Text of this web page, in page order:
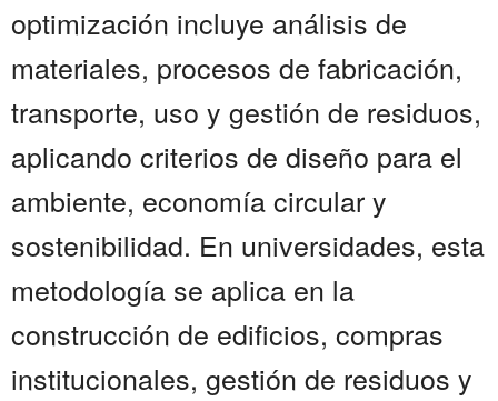
optimización incluye análisis de
materiales, procesos de fabricación,
transporte, uso y gestión de residuos,
aplicando criterios de diseño para el
ambiente, economía circular y
sostenibilidad. En universidades, esta
metodología se aplica en la
construcción de edificios, compras
institucionales, gestión de residuos y